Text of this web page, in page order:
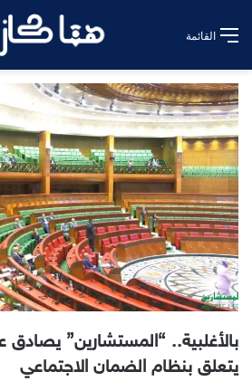
القائمة
بالأغلبية.. “المستشارين”
يتعلق بنظام الضمان الاجتماعي